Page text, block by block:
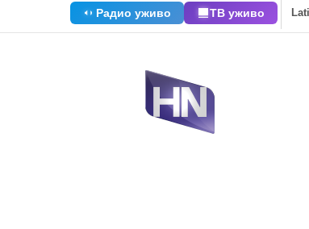
Радио уживо ТВ уживо